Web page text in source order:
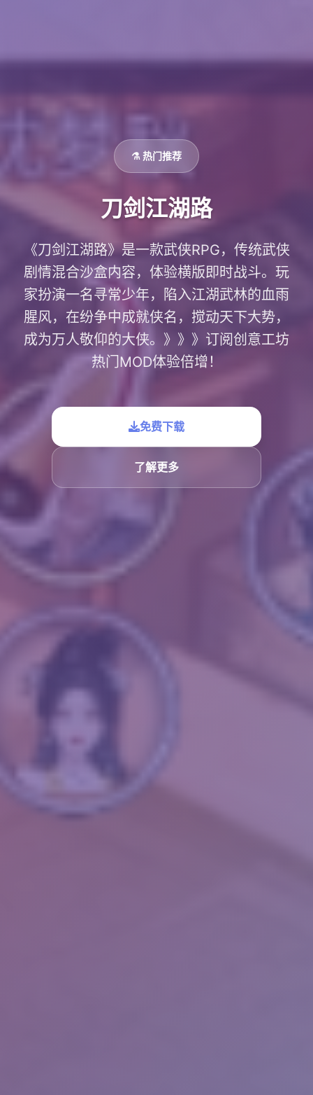
⚗️ 热门推荐
刀剑江湖路
《刀剑江湖路》是一款武侠RPG，传统武侠
剧情混合沙盒内容，体验横版即时战斗。玩
家扮演一名寻常少年，陷入江湖武林的血雨
腥风，在纷争中成就侠名，搅动天下大势，
成为万人敬仰的大侠。》》》订阅创意工坊
热门MOD体验倍增！
免费下载
了解更多